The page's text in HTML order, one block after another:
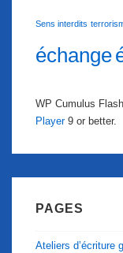
Sens interdits
échange
WP Cumulus
Player9 or better.
PAGES
Ateliers d’écriture